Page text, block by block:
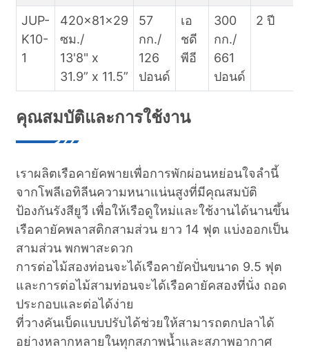
JUP-
K10-
1
420x81x29
ซม./
13'8" x
31.9” x 11.5”
57
กก./
126
ปอนด์
เอ
ชดี
พีอี
300
กก./
661
ปอนด์
2 ปี
คุณสมบัติและการใช้งาน
เราผลิตเรือคายัคพายเพื่อการพักผ่อนหย่อนใจลำนี้
จากโพลีเอทิลีนความหนาแน่นสูงที่มีคุณสมบัติ
ป้องกันรังสียูวี เพื่อให้เรือดูใหม่และใช้งานได้นานขึ้น
เรือคายัคพลาสติกสามส่วน ยาว 14 ฟุต แบ่งออกเป็น
สามส่วน พกพาสะดวก
การต่อไม้สองท่อนจะได้เรือคายัคปั่นขนาด 9.5 ฟุต
และการต่อไม้สามท่อนจะได้เรือคายัคสองที่นั่ง ถอด
ประกอบและต่อได้ง่าย
ที่วางคันเบ็ดแบบปรับได้ช่วยให้สามารถตกปลาได้
อย่างหลากหลายในทุกสภาพน้ำและสภาพอากาศ